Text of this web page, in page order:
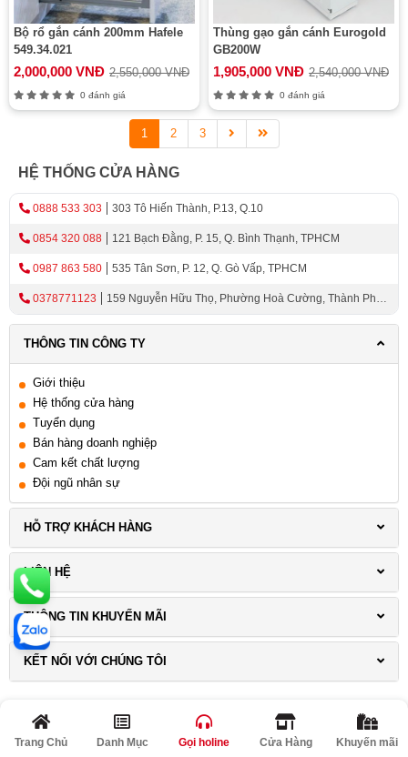
Bộ rổ gắn cánh 200mm Hafele
549.34.021
2,000,000 VNĐ 2,550,000 VNĐ
0 đánh giá
Thùng gạo gắn cánh Eurogold
GB200W
1,905,000 VNĐ 2,540,000 VNĐ
0 đánh giá
1 2 3
HỆ THỐNG CỬA HÀNG
0888 533 303 303 Tô Hiến Thành, P.13, Q.10
0854 320 088 121 Bạch Đằng, P. 15, Q. Bình Thạnh, TPHCM
0987 863 580 535 Tân Sơn, P. 12, Q. Gò Vấp, TPHCM
0378771123
159 Nguyễn Hữu Thọ, Phường Hoà Cường, Thành Phố
THÔNG TIN CÔNG TY
Giới thiệu
Hệ thống cửa hàng
Tuyển dụng
Bán hàng doanh nghiệp
Cam kết chất lượng
Đội ngũ nhân sự
HỖ TRỢ KHÁCH HÀNG
LIÊN HỆ
THÔNG TIN KHUYẾN MÃI
KẾT NỐI VỚI CHÚNG TÔI
Trang Chủ Danh Mục Gọi holine Cửa Hàng Khuyến mãi